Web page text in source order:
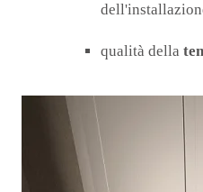
qualità della